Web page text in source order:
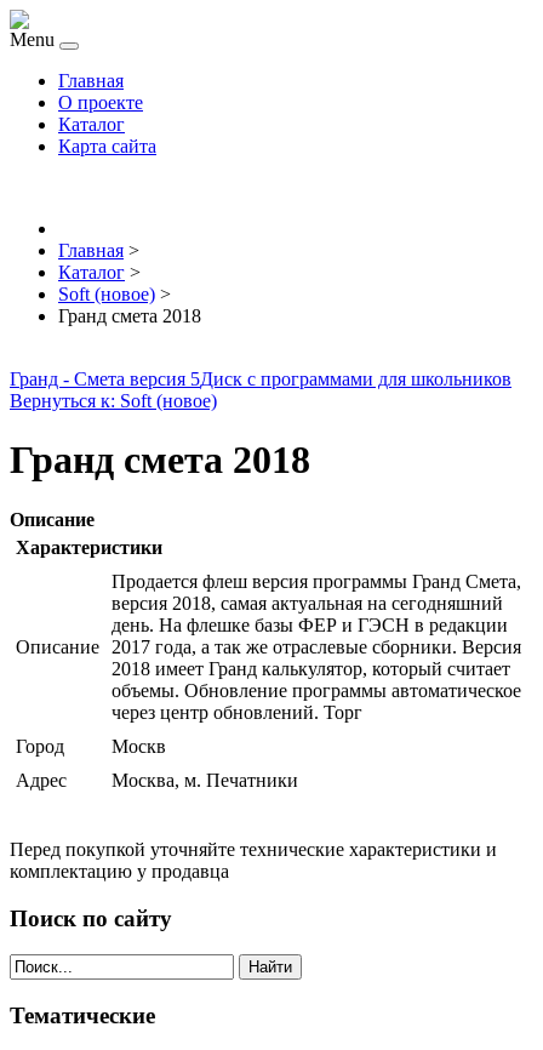
Menu
Главная
О проекте
Каталог
Карта сайта
Главная >
Каталог >
Soft (новое) >
Гранд смета 2018
Гранд - Смета версия 5Диск с программами для школьников
Вернуться к: Soft (новое)
Гранд смета 2018
Описание
Характеристики
Описание
Продается флеш версия программы Гранд Смета,
версия 2018, самая актуальная на сегодняшний
день. На флешке базы ФЕР и ГЭСН в редакции
2017 года, а так же отраслевые сборники. Версия
2018 имеет Гранд калькулятор, который считает
объемы. Обновление программы автоматическое
через центр обновлений. Торг
Город
Москв
Адрес
Москва, м. Печатники
Перед покупкой уточняйте технические характеристики и
комплектацию у продавца
Поиск по сайту
Найти
Тематические